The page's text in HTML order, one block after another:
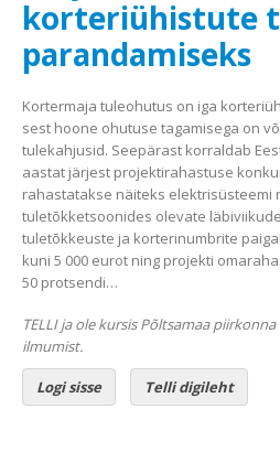
korteriühistute
parandamiseks
Kortermaja tuleohutus on iga
sest hoone ohutuse tagamisega on
tulekahjusid. Seepärast korraldab
aastat järjest projektirahastuse
rahastatakse näiteks elektrisüsteemi
tuletõkketsoonides olevate
tuletõkkeuste ja korterinumbrite
kuni 5 000 eurot ning projekti
50 protsendi…
TELLI ja ole kursis Põltsamaa
ilmumist.
Logi sisse Telli digileht